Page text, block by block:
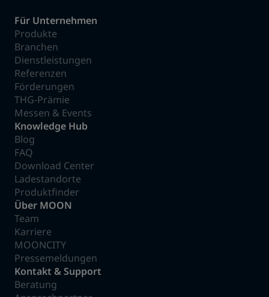
Für Unternehmen
Produkte
Branchen
Dienstleistungen
Referenzen
Förderungen
THG-Prämie
Messen & Events
Knowledge Hub
Blog
FAQ
Download Center
Ladestandorte
Produktfinder
Über MOON
Team
Karriere
MOONCITY
Pressemeldungen
Kontakt & Support
Beratung